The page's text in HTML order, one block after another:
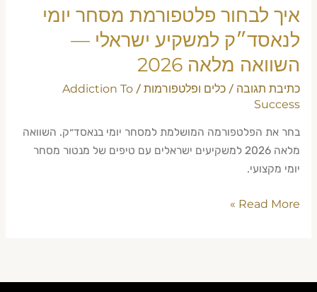
איך לבחור פלטפורמת מסחר יומי
לנאסד״ק למשקיע ישראלי —
השוואה מלאה 2026
כתיבת תגובה / כלים ופלטפורמות/
Addiction To
Success
בחר את הפלטפורמה המושלמת למסחר יומי בנאסד״ק. השוואה
מלאה 2026 למשקיעים ישראלים עם טיפים של מנטור מסחר
יומי מקצועי.
מלאה
2026
Read More »